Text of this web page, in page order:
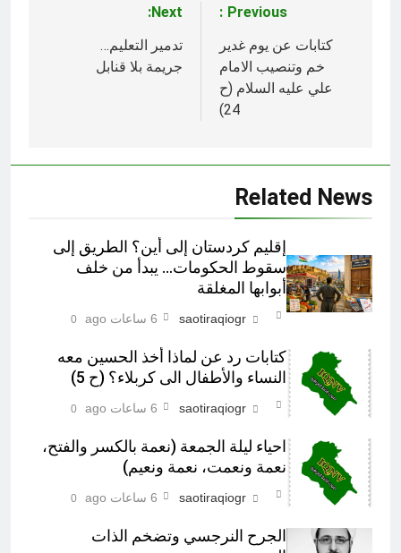
المقالات
Previous:
كتابات عن يوم غدير
خم وتنصيب الامام
علي عليه السلام (ح
24)
Next:
تدمير التعليم…
جريمة بلا قنابل
Related News
إقليم كردستان إلى أين؟ الطريق إلى
سقوط الحكومات… يبدأ من خلف
أبوابها المغلقة
saotiraqiogr 6 ساعات ago 0
كتابات رد عن لماذا أخذ الحسين معه
النساء والأطفال الى كربلاء؟ (ح 5)
saotiraqiogr 6 ساعات ago 0
احياء ليلة الجمعة (نعمة بالكسر والفتح،
نعمة ونعمت، نعمة ونعيم)
saotiraqiogr 6 ساعات ago 0
الجرح النرجسي وتضخم الذات